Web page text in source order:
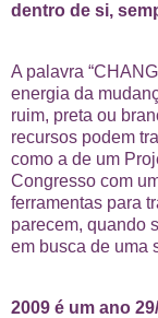
dentro de si,
A palavra
energia da
ruim, preta ou
recursos podem
como a de um
Congresso com
ferramentas para
parecem, quando
em busca de uma
2009 é um ano